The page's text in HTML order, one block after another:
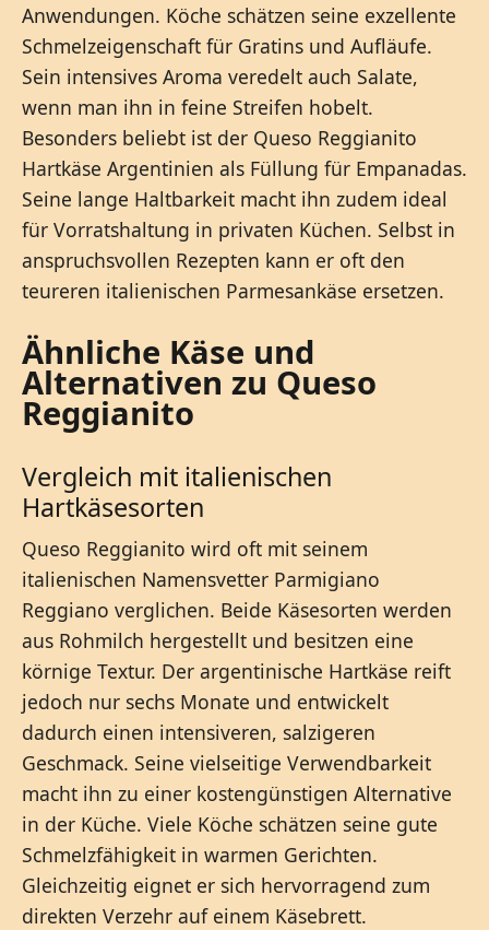
Anwendungen. Köche schätzen seine exzellente
Schmelzeigenschaft für Gratins und Aufläufe.
Sein intensives Aroma veredelt auch Salate,
wenn man ihn in feine Streifen hobelt.
Besonders beliebt ist der Queso Reggianito
Hartkäse Argentinien als Füllung für Empanadas.
Seine lange Haltbarkeit macht ihn zudem ideal
für Vorratshaltung in privaten Küchen. Selbst in
anspruchsvollen Rezepten kann er oft den
teureren italienischen Parmesankäse ersetzen.
Ähnliche Käse und
Alternativen zu Queso
Reggianito
Vergleich mit italienischen
Hartkäsesorten
Queso Reggianito wird oft mit seinem
italienischen Namensvetter Parmigiano
Reggiano verglichen. Beide Käsesorten werden
aus Rohmilch hergestellt und besitzen eine
körnige Textur. Der argentinische Hartkäse reift
jedoch nur sechs Monate und entwickelt
dadurch einen intensiveren, salzigeren
Geschmack. Seine vielseitige Verwendbarkeit
macht ihn zu einer kostengünstigen Alternative
in der Küche. Viele Köche schätzen seine gute
Schmelzfähigkeit in warmen Gerichten.
Gleichzeitig eignet er sich hervorragend zum
direkten Verzehr auf einem Käsebrett.